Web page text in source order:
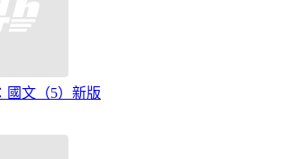
國文（5）新版